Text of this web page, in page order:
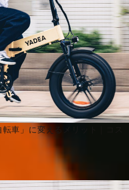
車」に変えるメリット｜コス